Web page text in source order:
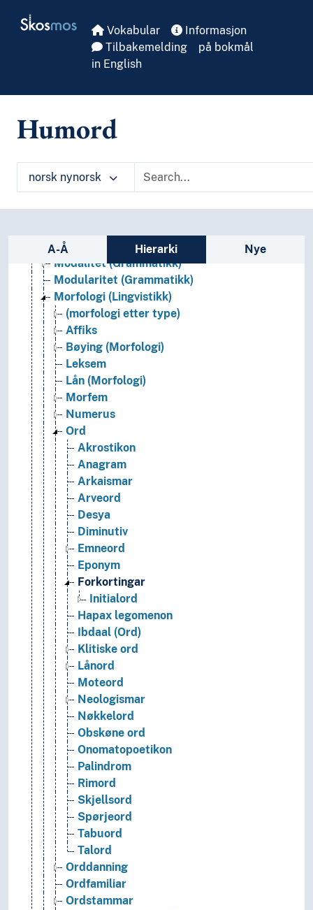
Skosmos Vokabular
Informasjon
Tilbakemelding
på bokmål
in English
Humord
norsk nynorsk
Sidefelt: navigér i vokabularet
A-Å Hierarki Nye
Absolutte konstruksjonar
Agentivitet
Aspekt (Grammatikk)
Ergativitet
Føringsbasert grammatikk
Interferens
Kausativitet
Komparasjon (Grammatikk)
Kvantifisering (Lingvistikk)
Markertheit (Lingvistikk)
Modalitet (Grammatikk)
Modularitet (Grammatikk)
Morfologi (Lingvistikk)
(morfologi etter type)
Affiks
Bøying (Morfologi)
Leksem
Lån (Morfologi)
Morfem
Numerus
Ord
Akrostikon
Anagram
Arkaismar
Arveord
Desya
Diminutiv
Emneord
Eponym
Forkortingar
Initialord
Hapax legomenon
Ibdaal (Ord)
Klitiske ord
Lånord
Moteord
Neologismar
Nøkkelord
Obskøne ord
Onomatopoetikon
Palindrom
Rimord
Skjellsord
Spørjeord
Tabuord
Talord
Orddanning
Ordfamiliar
Ordstammar